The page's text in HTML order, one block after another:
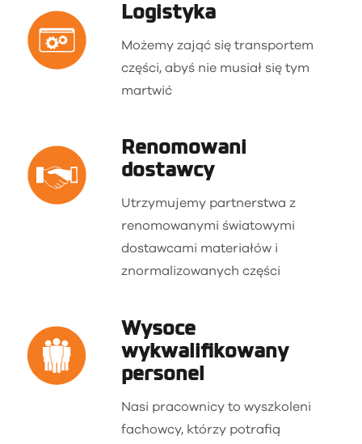
Logistyka
Możemy zająć się transportem
części, abyś nie musiał się tym
martwić
Renomowani
dostawcy
Utrzymujemy partnerstwa z
renomowanymi światowymi
dostawcami materiałów i
znormalizowanych części
Wysoce
wykwalifikowany
personel
Nasi pracownicy to wyszkoleni
fachowcy, którzy potrafią